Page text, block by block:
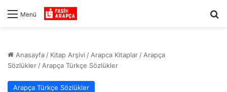
Menü
Anasayfa / Kitap Arşivi / Arapca Kitaplar / Arapça
Sözlükler / Arapça Türkçe Sözlükler
Arapça Türkçe Sözlükler